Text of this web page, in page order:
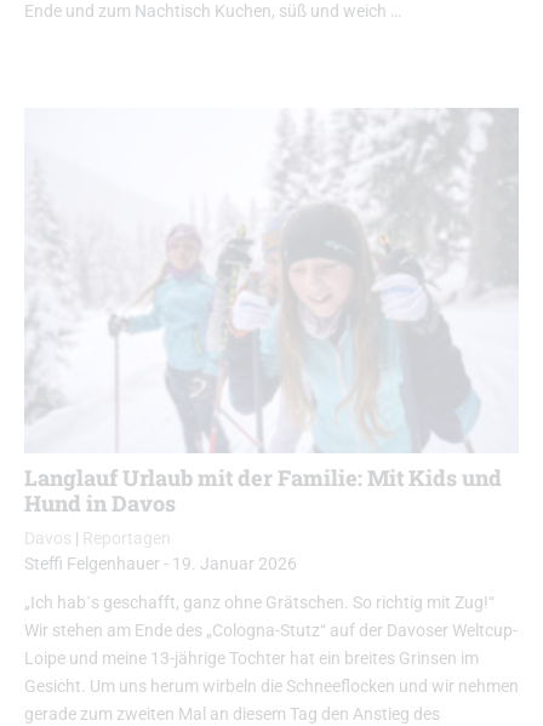
Ende und zum Nachtisch Kuchen, süß und weich …
Langlauf Urlaub mit der Familie: Mit Kids und
Hund in Davos
Davos | Reportagen
Steffi Felgenhauer - 19. Januar 2026
„Ich hab´s geschafft, ganz ohne Grätschen. So richtig mit Zug!“
Wir stehen am Ende des „Cologna-Stutz“ auf der Davoser Weltcup-
Loipe und meine 13-jährige Tochter hat ein breites Grinsen im
Gesicht. Um uns herum wirbeln die Schneeflocken und wir nehmen
gerade zum zweiten Mal an diesem Tag den Anstieg des